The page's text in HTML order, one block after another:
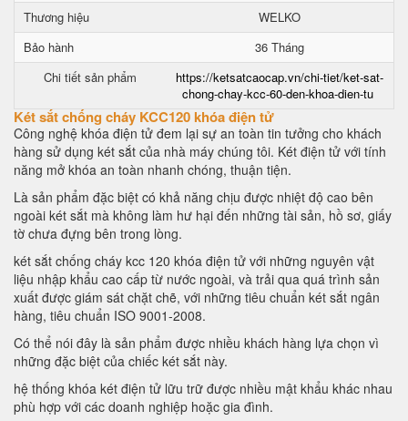
Thương hiệu
WELKO
Bảo hành
36 Tháng
Chi tiết sản phẩm
https://ketsatcaocap.vn/chi-tiet/ket-sat-
chong-chay-kcc-60-den-khoa-dien-tu
Két sắt chống cháy KCC120 khóa điện tử
Công nghệ khóa điện tử đem lại sự an toàn tin tưởng cho khách
hàng sử dụng két sắt của nhà máy chúng tôi. Két điện tử với tính
năng mở khóa an toàn nhanh chóng, thuận tiện.
Là sản phẩm đặc biệt có khả năng chịu được nhiệt độ cao bên
ngoài két sắt mà không làm hư hại đến những tài sản, hồ sơ, giấy
tờ chưa đựng bên trong lòng.
két sắt chống cháy kcc 120 khóa điện tử với những nguyên vật
liệu nhập khẩu cao cấp từ nước ngoài, và trải qua quá trình sản
xuất được giám sát chặt chẽ, với những tiêu chuẩn két sắt ngân
hàng, tiêu chuẩn ISO 9001-2008.
Có thể nói đây là sản phẩm được nhiều khách hàng lựa chọn vì
những đặc biệt của chiếc két sắt này.
hệ thống khóa két điện tử lữu trữ được nhiều mật khẩu khác nhau
phù hợp với các doanh nghiệp hoặc gia đình.